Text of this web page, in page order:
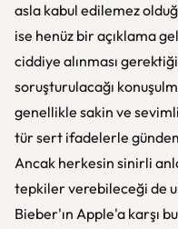
asla kabul edilemez
ise henüz bir açıklama
ciddiye alınması
soruşturulacağı
genellikle sakin ve
tür sert ifadelerle
Ancak herkesin sinirli
tepkiler verebileceği de
Bieber'ın Apple'a karşı